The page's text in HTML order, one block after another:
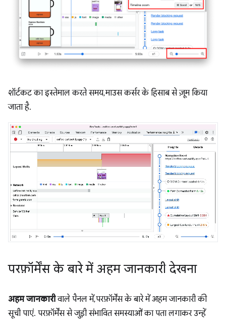
शॉर्टकट का इस्तेमाल करते समय, माउस कर्सर के हिसाब से ज़ूम किया
जाता है.
परफ़ॉर्मेंस के बारे में अहम जानकारी देखना
अहम जानकारीवाले पैनल में, परफ़ॉर्मेंस के बारे में अहम जानकारी की
सूची पाएं. परफ़ॉर्मेंस से जुड़ी संभावित समस्याओं का पता लगाकर उन्हें